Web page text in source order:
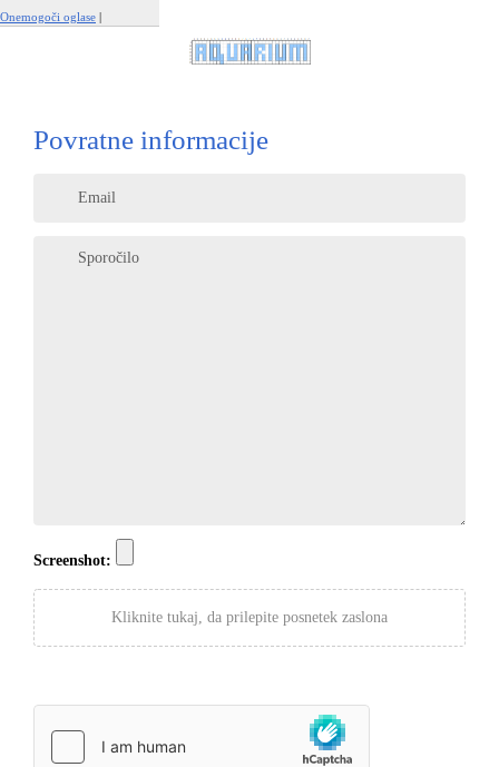
Onemogoči oglase |
Povratne informacije
Email
Sporočilo
Screenshot:
Kliknite tukaj, da prilepite posnetek zaslona